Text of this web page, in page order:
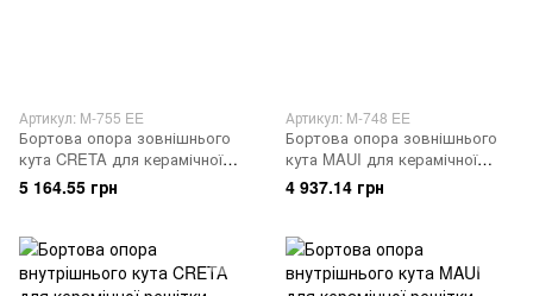
Артикул: M-755 EE
Бортова опора зовнішнього
кута CRETA для керамічної
решітки R25/20, 2шт
5 164.55 грн
Артикул: M-748 EE
Бортова опора зовнішнього
кута MAUI для керамічної
решітки, 2шт
4 937.14 грн